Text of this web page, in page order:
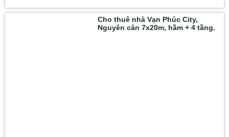
Cho thuê nhà Vạn Phúc City,
Nguyên căn 7x20m, hầm + 4 tầng.